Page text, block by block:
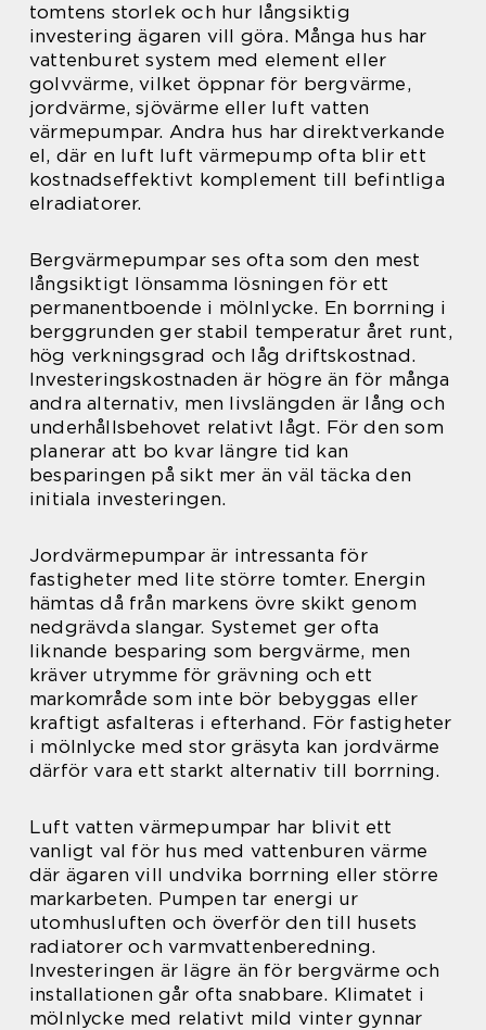
tomtens storlek och hur långsiktig
investering ägaren vill göra. Många hus har
vattenburet system med element eller
golvvärme, vilket öppnar för bergvärme,
jordvärme, sjövärme eller luft vatten
värmepumpar. Andra hus har direktverkande
el, där en luft luft värmepump ofta blir ett
kostnadseffektivt komplement till befintliga
elradiatorer.
Bergvärmepumpar ses ofta som den mest
långsiktigt lönsamma lösningen för ett
permanentboende i mölnlycke. En borrning i
berggrunden ger stabil temperatur året runt,
hög verkningsgrad och låg driftskostnad.
Investeringskostnaden är högre än för många
andra alternativ, men livslängden är lång och
underhållsbehovet relativt lågt. För den som
planerar att bo kvar längre tid kan
besparingen på sikt mer än väl täcka den
initiala investeringen.
Jordvärmepumpar är intressanta för
fastigheter med lite större tomter. Energin
hämtas då från markens övre skikt genom
nedgrävda slangar. Systemet ger ofta
liknande besparing som bergvärme, men
kräver utrymme för grävning och ett
markområde som inte bör bebyggas eller
kraftigt asfalteras i efterhand. För fastigheter
i mölnlycke med stor gräsyta kan jordvärme
därför vara ett starkt alternativ till borrning.
Luft vatten värmepumpar har blivit ett
vanligt val för hus med vattenburen värme
där ägaren vill undvika borrning eller större
markarbeten. Pumpen tar energi ur
utomhusluften och överför den till husets
radiatorer och varmvattenberedning.
Investeringen är lägre än för bergvärme och
installationen går ofta snabbare. Klimatet i
mölnlycke med relativt mild vinter gynnar